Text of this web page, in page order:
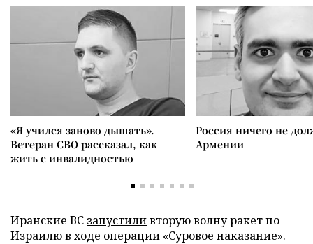
«Я учился заново дышать».
Ветеран СВО рассказал, как
жить с инвалидностью
Россия ничего не
Армении
Иранские ВС запустиливторую волну ракет по
Израилю в ходе операции «Суровое наказание».